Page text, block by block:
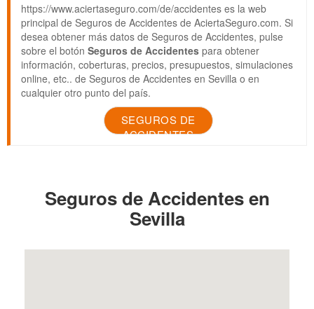
https://www.aciertaseguro.com/de/accidentes es la web
principal de Seguros de Accidentes de AciertaSeguro.com. Si
desea obtener más datos de Seguros de Accidentes, pulse
sobre el botón Seguros de Accidentes para obtener
información, coberturas, precios, presupuestos, simulaciones
online, etc.. de Seguros de Accidentes en Sevilla o en
cualquier otro punto del país.
SEGUROS DE
ACCIDENTES
Seguros de Accidentes en
Sevilla